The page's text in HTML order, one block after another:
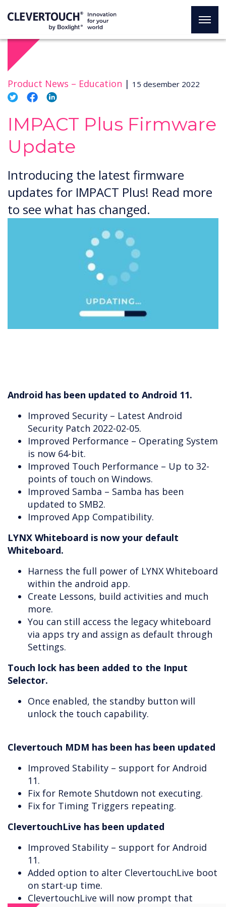
Product News – Education | 15 desember 2022
IMPACT Plus Firmware
Update
Introducing the latest firmware
updates for IMPACT Plus! Read more
to see what has changed.
Android has been updated to Android 11.
Improved Security – Latest Android
Security Patch 2022-02-05.
Improved Performance – Operating System
is now 64-bit.
Improved Touch Performance – Up to 32-
points of touch on Windows.
Improved Samba – Samba has been
updated to SMB2.
Improved App Compatibility.
LYNX Whiteboard is now your default
Whiteboard.
Harness the full power of LYNX Whiteboard
within the android app.
Create Lessons, build activities and much
more.
You can still access the legacy whiteboard
via apps try and assign as default through
Settings.
Touch lock has been added to the Input
Selector.
Once enabled, the standby button will
unlock the touch capability.
Clevertouch MDM has been has been updated
Improved Stability – support for Android
11.
Fix for Remote Shutdown not executing.
Fix for Timing Triggers repeating.
ClevertouchLive has been updated
Improved Stability – support for Android
11.
Added option to alter ClevertouchLive boot
on start-up time.
ClevertouchLive will now prompt that